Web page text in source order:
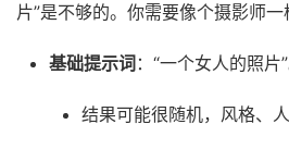
片”是不够的。你需要像个摄影师一
基础提示词 ：“一个女人的照片”
结果可能很随机，风格、